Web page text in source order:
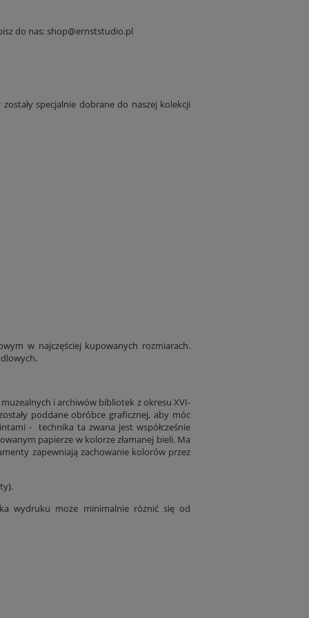
do nas:shop@ernststudio.pl
specjalnie dobrane do naszej kolekcji
w najczęściej kupowanych rozmiarach.
i archiwów bibliotek z okresu XVI-
poddane obróbce graficznej, aby móc
- technika ta zwana jest współcześnie
papierze w kolorze złamanej bieli. Ma
zapewniają zachowanie kolorów przez
wydruku może minimalnie różnić się od